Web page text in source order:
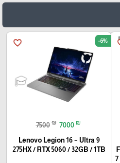
7
favorite_border -6%
7500 ₪ 7000 ₪
Lenovo Legion 16 – Ultra 9
275HX / RTX 5060 / 32GB / 1TB